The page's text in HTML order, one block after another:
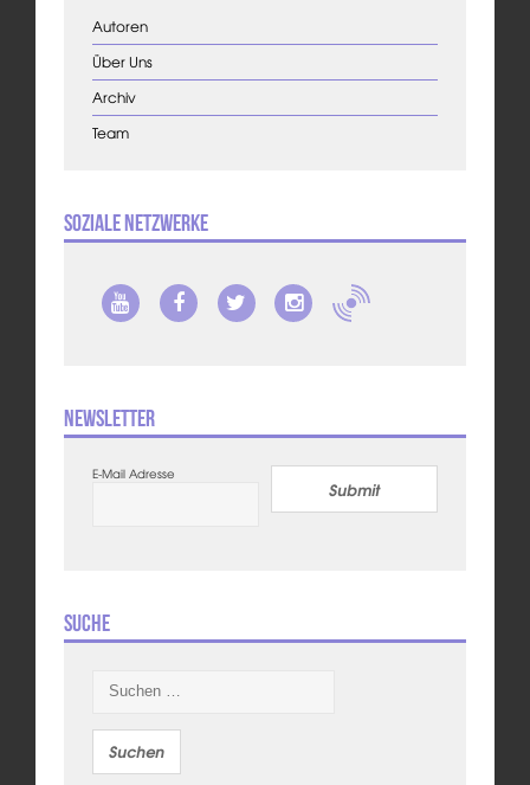
Autoren
Über Uns
Archiv
Team
Soziale Netzwerke
Newsletter
E-Mail Adresse
Submit
Suche
nach: